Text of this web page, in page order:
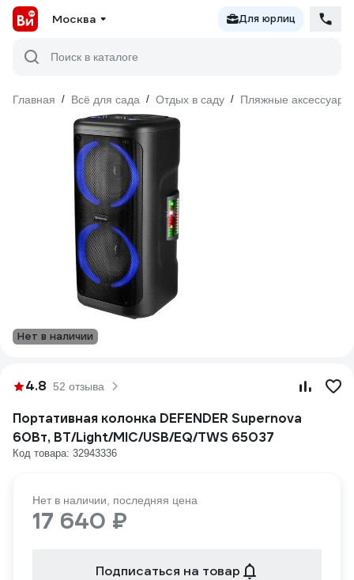
Москва Для юрлиц
Поиск в каталоге
Главная / Всё для сада / Отдых в саду / Пляжные аксессуары
Нет в наличии
4.8 52 отзыва
Портативная колонка DEFENDER Supernova
60Вт, BT/Light/MIC/USB/EQ/TWS 65037
Код товара: 32943336
Нет в наличии, последняя цена
17 640 ₽
Подписаться на товар